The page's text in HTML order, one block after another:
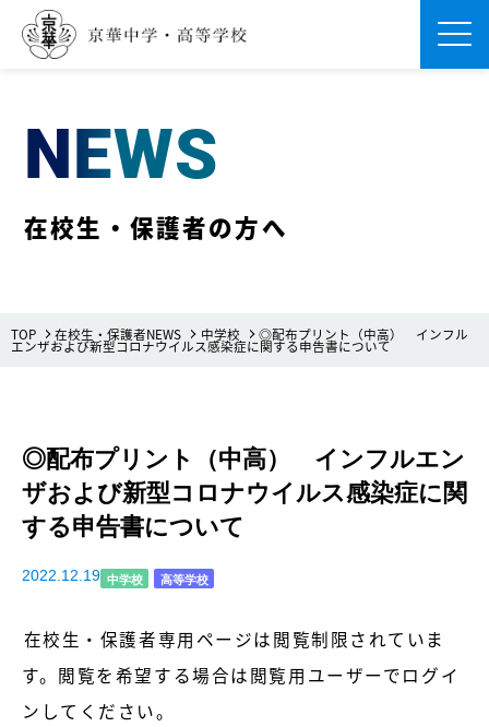
NEWS
在校生・保護者の方へ
TOP 在校生・保護者NEWS 中学校 ◎配布プリント（中高） インフル
エンザおよび新型コロナウイルス感染症に関する申告書について
◎配布プリント（中高） インフルエン
ザおよび新型コロナウイルス感染症に関
する申告書について
2022.12.19 中学校 高等学校
在校生・保護者専用ページは閲覧制限されていま
す。 閲覧を希望する場合は閲覧用ユーザーでログイ
ンしてください。